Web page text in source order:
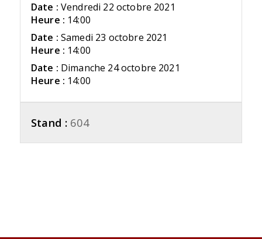
Date : Vendredi 22 octobre 2021
Heure : 14:00
Date : Samedi 23 octobre 2021
Heure : 14:00
Date : Dimanche 24 octobre 2021
Heure : 14:00
Stand : 604